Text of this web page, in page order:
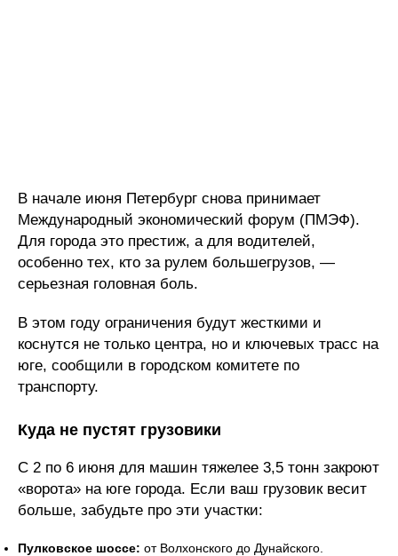
В начале июня Петербург снова принимает
Международный экономический форум (ПМЭФ).
Для города это престиж, а для водителей,
особенно тех, кто за рулем большегрузов, —
серьезная головная боль.
В этом году ограничения будут жесткими и
коснутся не только центра, но и ключевых трасс на
юге, сообщили в городском комитете по
транспорту.
Куда не пустят грузовики
С 2 по 6 июня для машин тяжелее 3,5 тонн закроют
«ворота» на юге города. Если ваш грузовик весит
больше, забудьте про эти участки:
Пулковское шоссе: от Волхонского до Дунайского.